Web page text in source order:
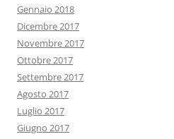
Gennaio 2018
Dicembre 2017
Novembre 2017
Ottobre 2017
Settembre 2017
Agosto 2017
Luglio 2017
Giugno 2017